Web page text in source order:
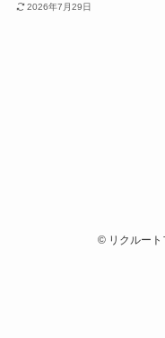
2026年7月29日
©リクルート